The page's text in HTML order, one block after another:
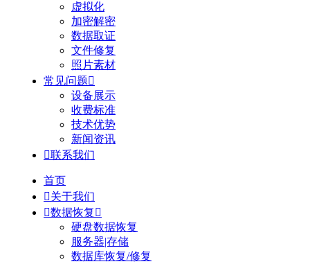
虚拟化
加密解密
数据取证
文件修复
照片素材
常见问题
设备展示
收费标准
技术优势
新闻资讯
联系我们
首页
关于我们
数据恢复 
硬盘数据恢复
服务器|存储
数据库恢复/修复